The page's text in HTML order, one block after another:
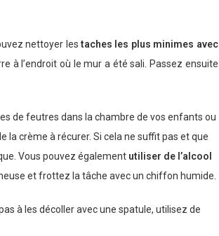
nettoyer lestaches les plus minimes avec
à l’endroit où le mur a été sali. Passez ensuite
de feutres dans la chambre de vos enfants ou
la crème à récurer. Si cela ne suffit pas et que
Vous pouvez également utiliser de l’alcool
et frottez la tâche avec un chiffon humide.
à les décoller avec une spatule, utilisez de